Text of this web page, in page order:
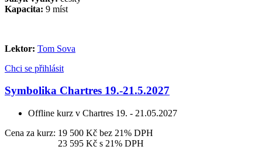
Kapacita: 9 míst
Lektor: Tom Sova
Chci se přihlásit
Symbolika Chartres 19.-21.5.2027
Offline kurz v Chartres 19. - 21.05.2027
Cena za kurz: 19 500 Kč bez 21% DPH
23 595 Kč s 21% DPH